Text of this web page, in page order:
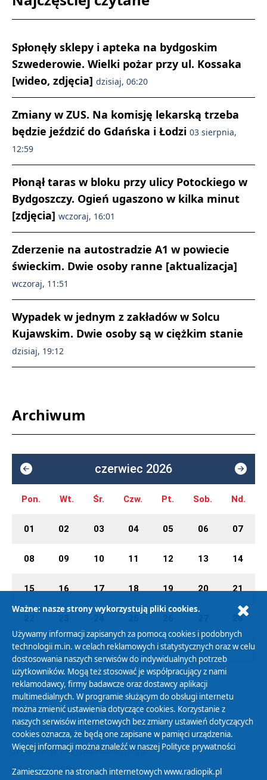
Spłonęły sklepy i apteka na bydgoskim
Szwederowie. Wielki pożar przy ul. Kossaka
[wideo, zdjęcia] dzisiaj, 06:20
Zmiany w ZUS. Na komisję lekarską trzeba
będzie jeździć do Gdańska i Łodzi 03 sierpnia,
12:59
Płonął taras w bloku przy ulicy Potockiego w
Bydgoszczy. Ogień ugaszono w kilka minut
[zdjęcia] wczoraj, 16:01
Zderzenie na autostradzie A1 w powiecie
świeckim. Dwie osoby ranne [aktualizacja]
wczoraj, 11:51
Wypadek w jednym z zakładów w Solcu
Kujawskim. Dwie osoby są w ciężkim stanie
dzisiaj, 19:12
Archiwum
czerwiec 2026
Pon. Wt. Śr. Czw. Pt. Sob. Nd.
01 02 03 04 05 06 07
08 09 10 11 12 13 14
15 16 17 18 19 20 21
28
29 30 01 02 03 04 05
Polityka Prywatności
Zasady korzystania z Serwisu
Organizacje Pożytku Publicznego
Cyfryzacja DAB+
Ważne: nasze strony wykorzystują pliki cookies.
Używamy informacji zapisanych za pomocą cookies i podobnych
technologii m.in. w celach reklamowych i statystycznych oraz w celu
dostosowania naszych serwisów do indywidualnych potrzeb
użytkowników. Mogą też stosować je współpracujący z nami
reklamodawcy, firmy badawcze oraz dostawcy aplikacji
multimedialnych. W programie służącym do obsługi internetu
można zmienić ustawienia dotyczące cookies. Korzystanie z
naszych serwisów internetowych bez zmiany ustawień dotyczących
cookies oznacza, że będą one zapisane w pamięci urządzenia.
Więcej informacji można znaleźć w naszej Polityce prywatności
Zamieszczone na stronach internetowych www.radiopik.pl